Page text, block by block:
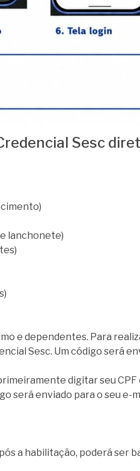
Sesc
lanchonete)
e dependentes. Para
Sesc. Um código será
digitar seu
será enviado para o seu e-
a habilitação, poderá ser